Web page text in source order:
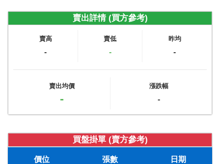
賣出詳情 (買方參考)
賣高
-
賣低
-
昨均
-
賣出均價
-
漲跌幅
-
買盤掛單 (賣方參考)
價位 張數 日期